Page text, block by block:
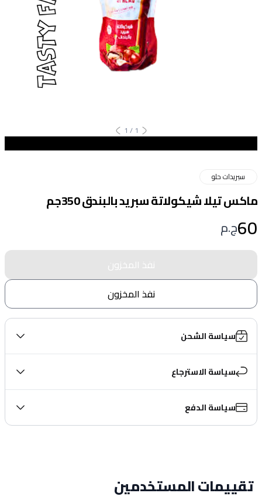
1
/
1
سبريدات حلو
ماكس تيلا شيكولاتة سبريد بالبندق 350جم
60ج.م
نفذ المخزون
نفذ المخزون
سياسة الشحن
سياسة الاسترجاع
سياسة الدفع
تقييمات المستخدمين